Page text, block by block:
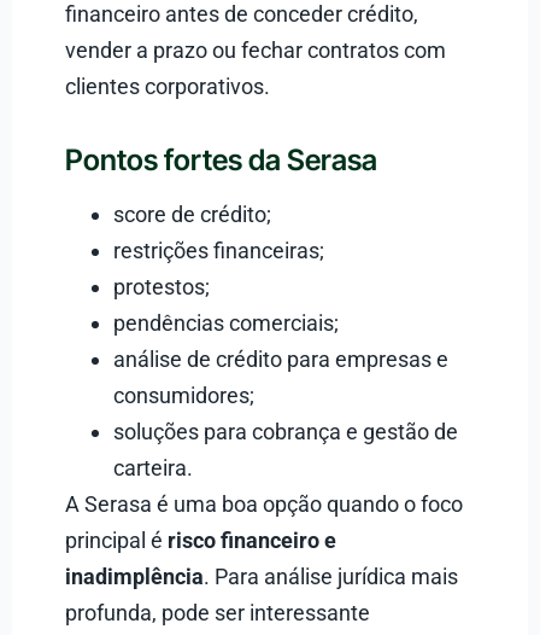
financeiro antes de conceder crédito,
vender a prazo ou fechar contratos com
clientes corporativos.
Pontos fortes da Serasa
score de crédito;
restrições financeiras;
protestos;
pendências comerciais;
análise de crédito para empresas e
consumidores;
soluções para cobrança e gestão de
carteira.
A Serasa é uma boa opção quando o foco
principal é risco financeiro e
inadimplência. Para análise jurídica mais
profunda, pode ser interessante